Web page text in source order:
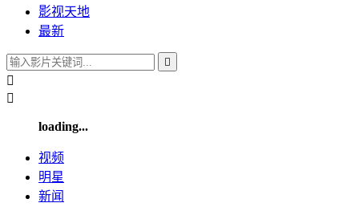
影视天地
最新



loading...
视频
明星
新闻